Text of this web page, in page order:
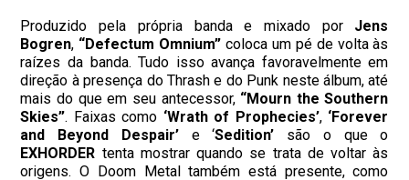
Produzido pela própria banda e mixado por Jens
Bogren, “Defectum Omnium” coloca um pé de volta às
raízes da banda. Tudo isso avança favoravelmente em
direção à presença do Thrash e do Punk neste álbum, até
mais do que em seu antecessor, “Mourn the Southern
Skies”. Faixas como ‘Wrath of Prophecies’, ‘Forever
and Beyond Despair’e ‘Sedition’ são o que o
EXHORDER tenta mostrar quando se trata de voltar às
origens. O Doom Metal também está presente, como